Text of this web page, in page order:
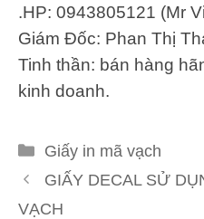
.HP: 0943805121 (Mr
Giám Đốc: Phan Thị
Tinh thần: bán hàng
kinh doanh.
Danh
mục
Giấy in mã vạch
GIẤY DECAL SỬ
VẠCH